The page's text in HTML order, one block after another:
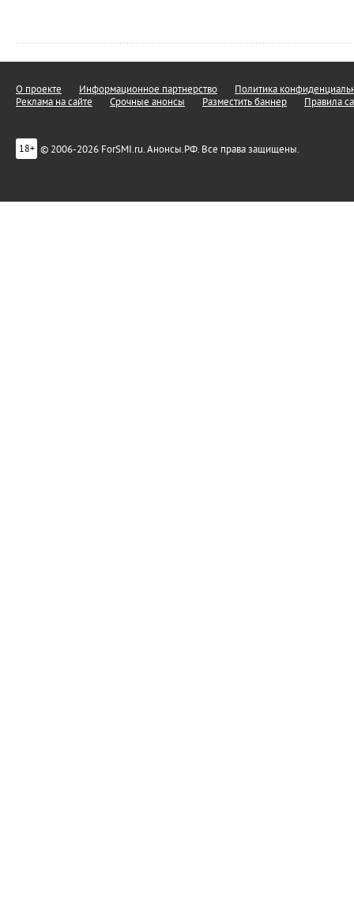
О проекте Информационное партнерство
Политика
Реклама на сайте
Срочные анонсы Разместить баннер Правила
18+ © 2006-2026 ForSMI.ru. Анонсы.РФ. Все права защищены.